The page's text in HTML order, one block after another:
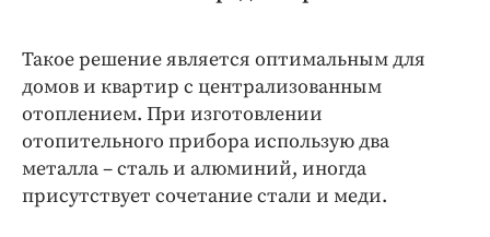
Такое решение является оптимальным для
домов и квартир с централизованным
отоплением. При изготовлении
отопительного прибора использую два
металла – сталь и алюминий, иногда
присутствует сочетание стали и меди.